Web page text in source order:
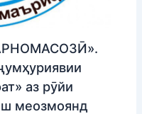
аз рӯйи
меозмоянд